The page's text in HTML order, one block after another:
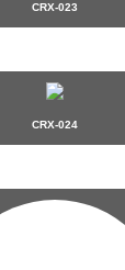
CRX-023
CRX-024